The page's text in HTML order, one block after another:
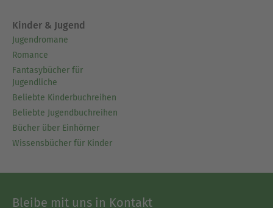
Kinder & Jugend
Jugendromane
Romance
Fantasybücher für
Jugendliche
Beliebte Kinderbuchreihen
Beliebte Jugendbuchreihen
Bücher über Einhörner
Wissensbücher für Kinder
Bleibe mit uns in Kontakt